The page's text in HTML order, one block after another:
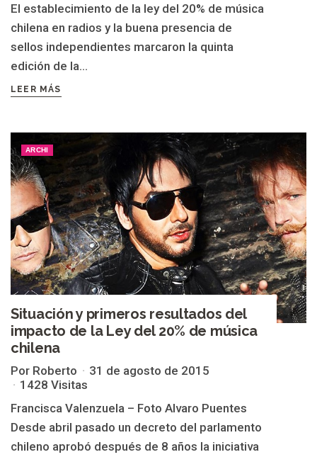
El establecimiento de la ley del 20% de música
chilena en radios y la buena presencia de
sellos independientes marcaron la quinta
edición de la...
LEER MÁS
ARCHI
Situación y primeros resultados del
impacto de la Ley del 20% de música
chilena
Por Roberto
31 de agosto de 2015
1428 Visitas
Francisca Valenzuela – Foto Alvaro Puentes
Desde abril pasado un decreto del parlamento
chileno aprobó después de 8 años la iniciativa